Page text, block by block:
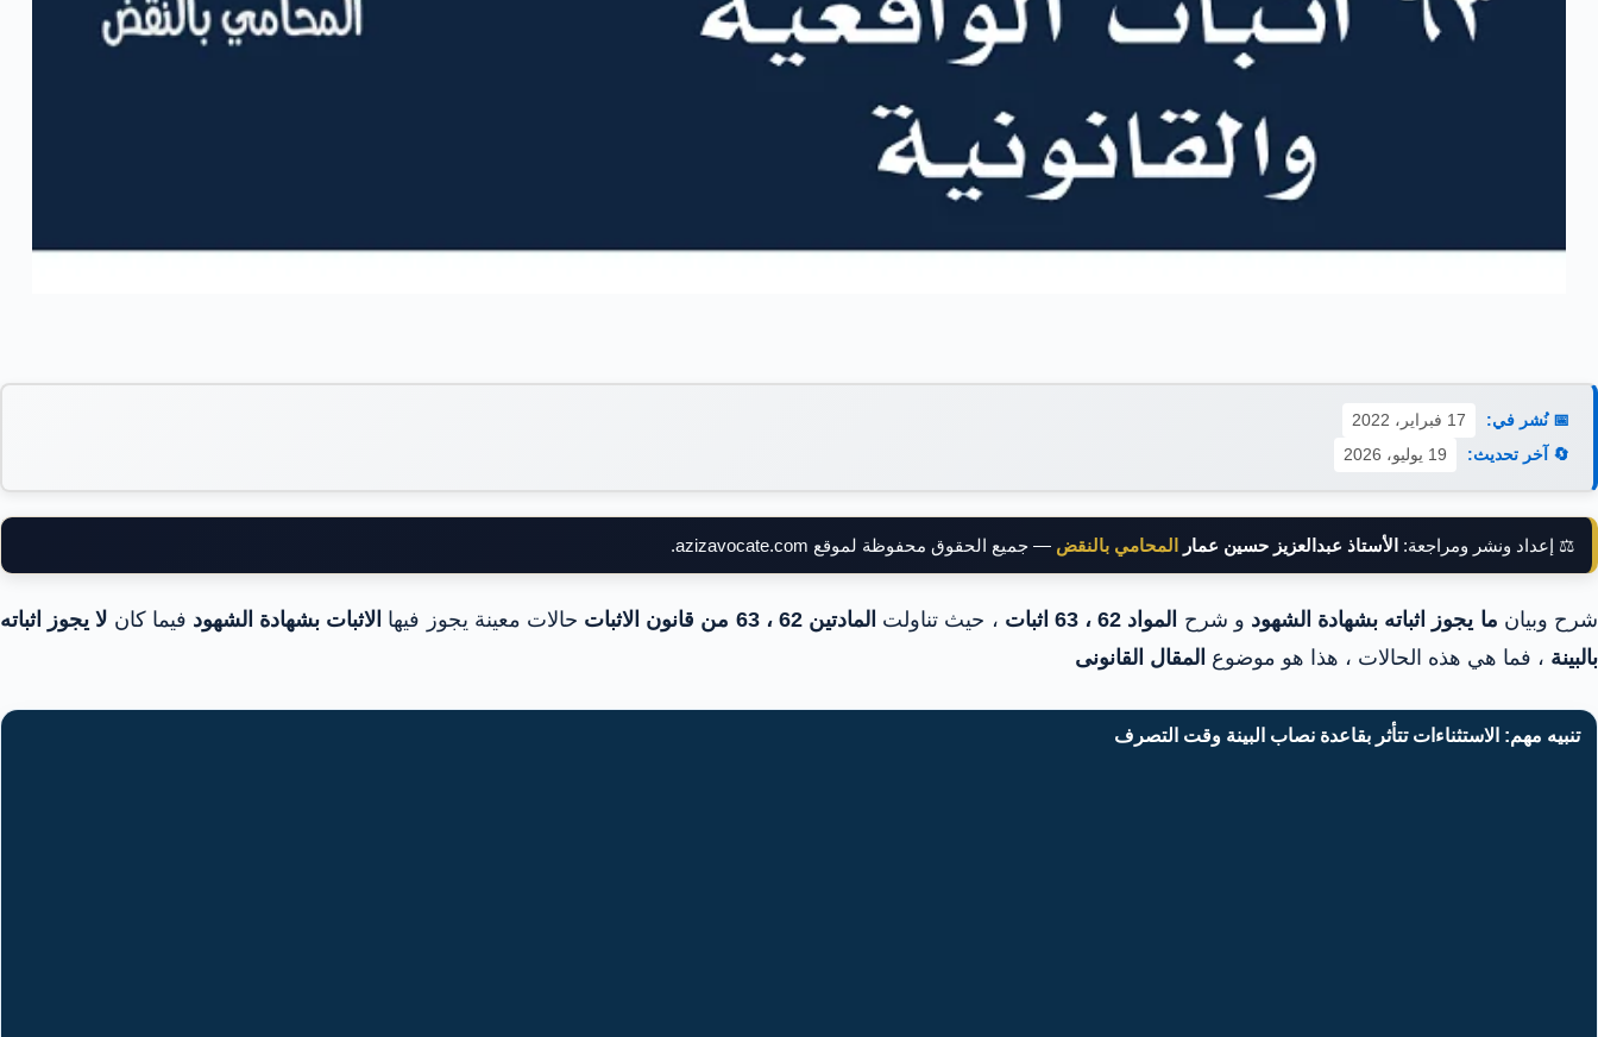
📅 نُشر في:
17 فبراير، 2022
🔄 آخر تحديث:
19 يوليو، 2026
⚖️ إعداد ونشر ومراجعة: الأستاذ عبدالعزيز حسين عمار المحامي بالنقض — جميع الحقوق محفوظة لموقع azizavocate.com.
شرح وبيان ما يجوز اثباته بشهادة الشهود و شرح المواد 62 ، 63 اثبات ، حيث تناولت المادتين 62 ، 63 من قانون الاثبات حالات معينة يجوز فيها الاثبات بشهادة الشهود فيما كان لا يجوز اثباته
بالبينة ، فما هي هذه الحالات ، هذا هو موضوع المقال القانونى
تنبيه مهم: الاستثناءات تتأثر بقاعدة نصاب البينة وقت التصرف